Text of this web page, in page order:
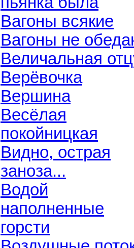
Вагоны всякие
Вагоны не
Величальная
Верёвочка
Вершина
Весёлая
покойницкая
Видно, острая
заноза...
Водой
наполненные
горсти